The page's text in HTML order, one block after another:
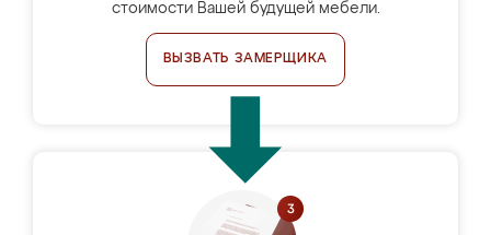
стоимости Вашей будущей мебели.
ВЫЗВАТЬ ЗАМЕРЩИКА